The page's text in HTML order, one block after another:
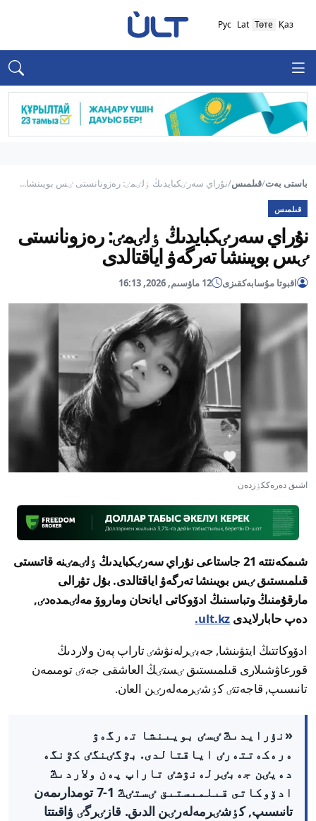
Қаз
Төте
Lat
Рус
باستى بەت/قىلمىس/نۇراي سەرٸكبايدىڭ ٶلٸمٸ: رەزونانستى ٸس بويىنشا...
قىلمىس
نۇراي سەرٸكبايدىڭ ٶلٸمٸ: رەزونانستى
ٸس بويىنشا تەرگەۋ اياقتالدى
اقبوتا مۇسابەكقىزى 12 ماۋسىم, 2026, 16:13
اشىق دەرەككٶزدەن
شىمكەنتتە 21 جاستاعى نۇراي سەرٸكبايدىڭ ٶلٸمٸنە قاتىستى
قىلمىستىق ٸس بويىنشا تەرگەۋ اياقتالدى. بۇل تۋرالى
مارقۇمنىڭ وتباسىنىڭ ادۆوكاتى ايانحان وماروۆ مەلٸمدەدٸ,
دەپ حابارلايدى ult.kz.
ادۆوكاتتىڭ ايتۋىنشا, جەبٸرلەنۋشٸ تاراپ پەن ولاردىڭ
قورعاۋشىلارى قىلمىستىق ٸستٸڭ العاشقى جەتٸ تومىمەن
تانىسىپ, قاجەتتٸ كٶشٸرمەلەرٸن العان.
«نۇرايدىڭ ٸسٸ بويىنشا تەرگەۋ
ەرەكەتتەرٸ اياقتالدى. بٷگٸنگٸ كٷنگە
دەيٸن جەبٸرلەنۋشٸ تاراپ پەن ولاردىڭ
ادۆوكاتى قىلمىستىق ٸستٸڭ 1-7 تومدارىمەن
تانىسىپ, كٶشٸرمەلەرٸن الدىق. قازٸرگٸ ۋاقىتتا